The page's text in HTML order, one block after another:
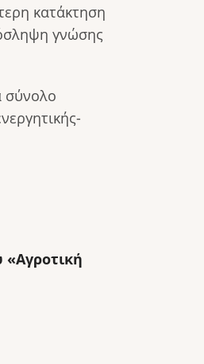
κατάκτηση
γνώσης
σύνολο